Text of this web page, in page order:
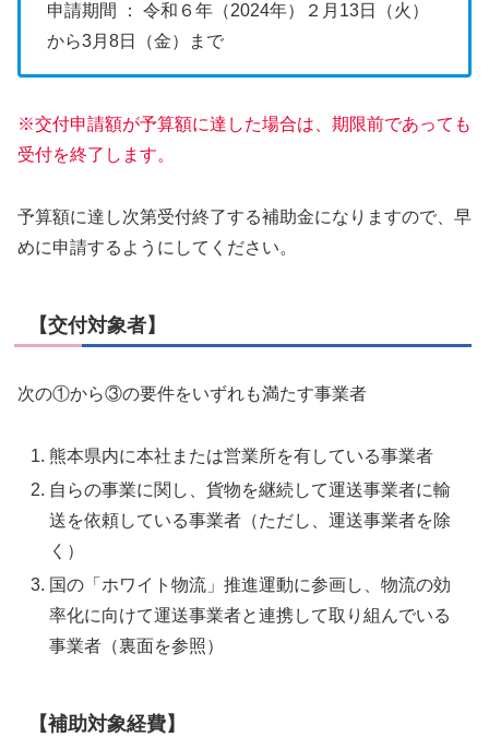
申請期間 ： 令和６年（2024年）２月13日（火）
から3月8日（金）まで
※交付申請額が予算額に達した場合は、期限前であっても
受付を終了します。
予算額に達し次第受付終了する補助金になりますので、早
めに申請するようにしてください。
【交付対象者】
次の①から③の要件をいずれも満たす事業者
熊本県内に本社または営業所を有している事業者
自らの事業に関し、貨物を継続して運送事業者に輸
送を依頼している事業者（ただし、運送事業者を除
く）
国の「ホワイト物流」推進運動に参画し、物流の効
率化に向けて運送事業者と連携して取り組んでいる
事業者（裏面を参照）
【補助対象経費】